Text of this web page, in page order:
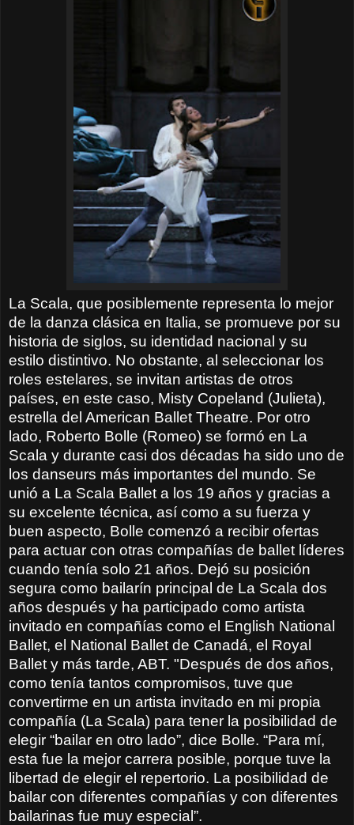
La Scala, que posiblemente representa lo mejor
de la danza clásica en Italia, se promueve por su
historia de siglos, su identidad nacional y su
estilo distintivo. No obstante, al seleccionar los
roles estelares, se invitan artistas de otros
países, en este caso, Misty Copeland (Julieta),
estrella del American Ballet Theatre. Por otro
lado, Roberto Bolle (Romeo) se formó en La
Scala y durante casi dos décadas ha sido uno de
los danseurs más importantes del mundo. Se
unió a La Scala Ballet a los 19 años y gracias a
su excelente técnica, así como a su fuerza y
buen aspecto, Bolle comenzó a recibir ofertas
para actuar con otras compañías de ballet líderes
cuando tenía solo 21 años. Dejó su posición
segura como bailarín principal de La Scala dos
años después y ha participado como artista
invitado en compañías como el English National
Ballet, el National Ballet de Canadá, el Royal
Ballet y más tarde, ABT. "Después de dos años,
como tenía tantos compromisos, tuve que
convertirme en un artista invitado en mi propia
compañía (La Scala) para tener la posibilidad de
elegir “bailar en otro lado”, dice Bolle. “Para mí,
esta fue la mejor carrera posible, porque tuve la
libertad de elegir el repertorio. La posibilidad de
bailar con diferentes compañías y con diferentes
bailarinas fue muy especial”.